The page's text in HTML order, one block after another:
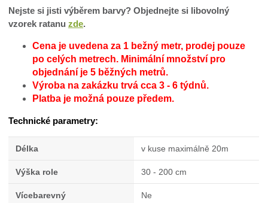
Nejste si jisti výběrem barvy? Objednejte si libovolný
vzorek ratanuzde.
Cena je uvedena za 1 bežný metr, prodej pouze
po celých metrech. Minimální množství pro
objednání je 5 běžných metrů.
Výroba na zakázku trvá cca 3 - 6 týdnů.
Platba je možná pouze předem.
Technické parametry:
Délka v kuse maximálně 20m
Výška role 30 - 200 cm
Vícebarevný Ne